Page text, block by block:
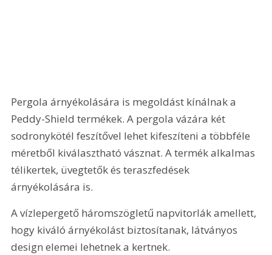
Pergola árnyékolására is megoldást kínálnak a
Peddy-Shield termékek. A pergola vázára két
sodronykötél feszítővel lehet kifeszíteni a többféle
méretből kiválasztható vásznat. A termék alkalmas
télikertek, üvegtetők és teraszfedések
árnyékolására is.
A vízlepergető háromszögletű napvitorlák amellett,
hogy kiváló árnyékolást biztosítanak, látványos
design elemei lehetnek a kertnek.